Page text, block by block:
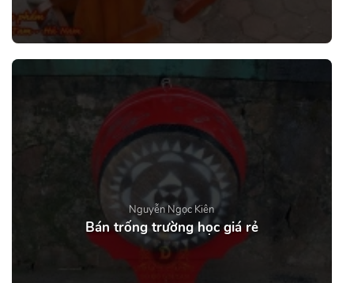
Nguyễn Ngọc Kiên
Bán trống trường học giá rẻ